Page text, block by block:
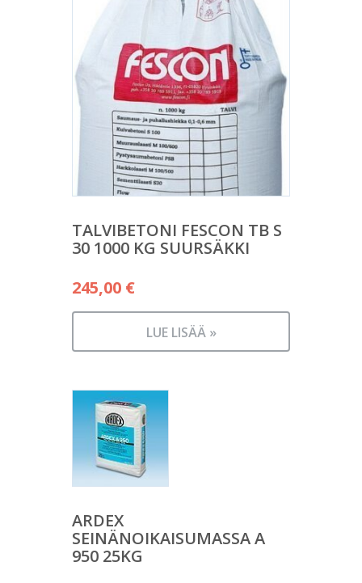
TALVIBETONI FESCON TB S
30 1000 KG SUURSÄKKI
245,00 €
LUE LISÄÄ »
ARDEX
SEINÄNOIKAISUMASSA A
950 25KG